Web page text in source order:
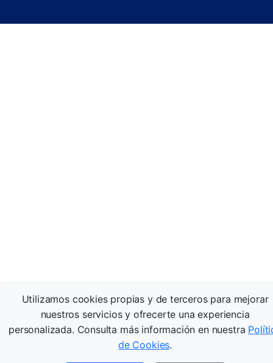
Utilizamos cookies propias y de terceros para mejorar
nuestros servicios y ofrecerte una experiencia
personalizada. Consulta más información en nuestra
de Cookies.